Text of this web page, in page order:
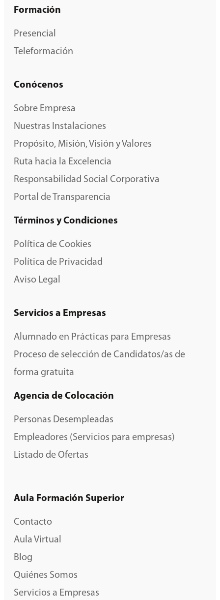
Formación
Presencial
Teleformación
Conócenos
Sobre Empresa
Nuestras Instalaciones
Propósito, Misión, Visión y Valores
Ruta hacia la Excelencia
Responsabilidad Social Corporativa
Portal de Transparencia
Términos y Condiciones
Política de Cookies
Política de Privacidad
Aviso Legal
Servicios a Empresas
Alumnado en Prácticas para Empresas
Proceso de selección de Candidatos/as de
forma gratuita
Agencia de Colocación
Personas Desempleadas
Empleadores (Servicios para empresas)
Listado de Ofertas
Aula Formación Superior
Contacto
Aula Virtual
Blog
Quiénes Somos
Servicios a Empresas